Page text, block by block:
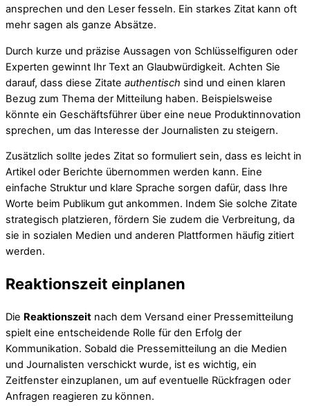
ansprechen und den Leser fesseln. Ein starkes Zitat kann oft
mehr sagen als ganze Absätze.
Durch kurze und präzise Aussagen von Schlüsselfiguren oder
Experten gewinnt Ihr Text an Glaubwürdigkeit. Achten Sie
darauf, dass diese Zitate authentisch sind und einen klaren
Bezug zum Thema der Mitteilung haben. Beispielsweise
könnte ein Geschäftsführer über eine neue Produktinnovation
sprechen, um das Interesse der Journalisten zu steigern.
Zusätzlich sollte jedes Zitat so formuliert sein, dass es leicht in
Artikel oder Berichte übernommen werden kann. Eine
einfache Struktur und klare Sprache sorgen dafür, dass Ihre
Worte beim Publikum gut ankommen. Indem Sie solche Zitate
strategisch platzieren, fördern Sie zudem die Verbreitung, da
sie in sozialen Medien und anderen Plattformen häufig zitiert
werden.
Reaktionszeit einplanen
Die Reaktionszeit nach dem Versand einer Pressemitteilung
spielt eine entscheidende Rolle für den Erfolg der
Kommunikation. Sobald die Pressemitteilung an die Medien
und Journalisten verschickt wurde, ist es wichtig, ein
Zeitfenster einzuplanen, um auf eventuelle Rückfragen oder
Anfragen reagieren zu können.